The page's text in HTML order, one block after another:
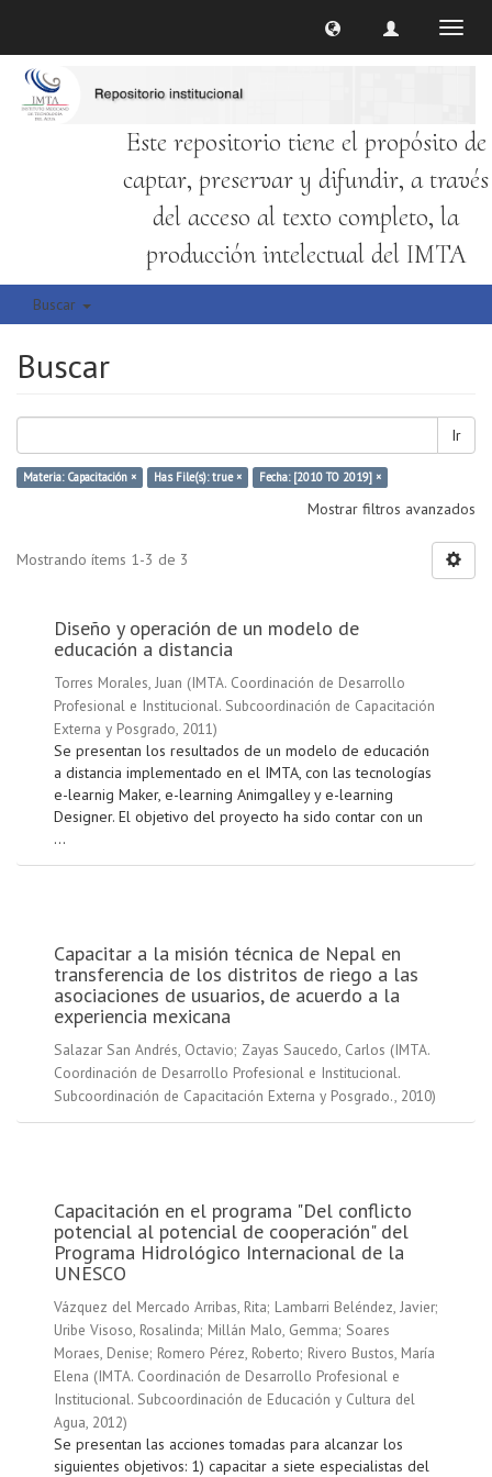
Este repositorio tiene el propósito de
captar, preservar y difundir, a través
del acceso al texto completo, la
producción intelectual del IMTA
Buscar
Buscar
Ir
Materia: Capacitación × Has File(s): true × Fecha: [2010 TO 2019] ×
Mostrar filtros avanzados
Mostrando ítems 1-3 de 3
Diseño y operación de un modelo de
educación a distancia
Torres Morales, Juan (IMTA. Coordinación de Desarrollo
Profesional e Institucional. Subcoordinación de Capacitación
Externa y Posgrado, 2011)
Se presentan los resultados de un modelo de educación
a distancia implementado en el IMTA, con las tecnologías
e-learnig Maker, e-learning Animgalley y e-learning
Designer. El objetivo del proyecto ha sido contar con un
...
Capacitar a la misión técnica de Nepal en
transferencia de los distritos de riego a las
asociaciones de usuarios, de acuerdo a la
experiencia mexicana
Salazar San Andrés, Octavio; Zayas Saucedo, Carlos (IMTA.
Coordinación de Desarrollo Profesional e Institucional.
Subcoordinación de Capacitación Externa y Posgrado., 2010)
Capacitación en el programa "Del conflicto
potencial al potencial de cooperación" del
Programa Hidrológico Internacional de la
UNESCO
Vázquez del Mercado Arribas, Rita; Lambarri Beléndez, Javier;
Uribe Visoso, Rosalinda; Millán Malo, Gemma; Soares
Moraes, Denise; Romero Pérez, Roberto; Rivero Bustos, María
Elena (IMTA. Coordinación de Desarrollo Profesional e
Institucional. Subcoordinación de Educación y Cultura del
Agua, 2012)
Se presentan las acciones tomadas para alcanzar los
siguientes objetivos: 1) capacitar a siete especialistas del